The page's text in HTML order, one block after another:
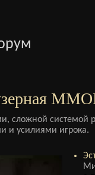
сложной системой
и усилиями игрока.